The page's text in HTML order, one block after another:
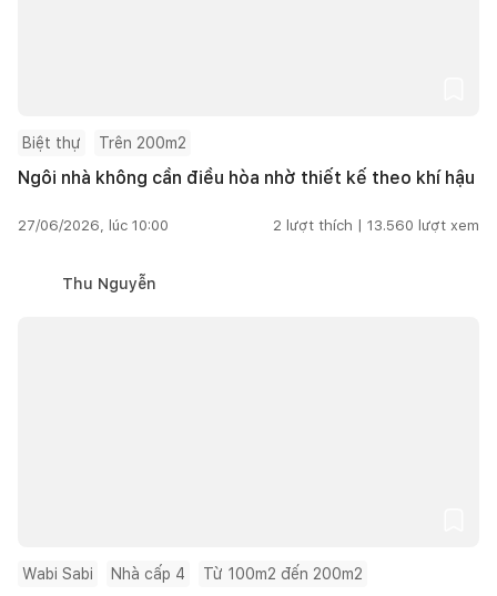
Biệt thự Trên 200m2
Ngôi nhà không cần điều hòa nhờ thiết kế theo khí hậu
27/06/2026, lúc 10:00 2 lượt thích | 13.560 lượt xem
Thu Nguyễn
Wabi Sabi Nhà cấp 4 Từ 100m2 đến 200m2